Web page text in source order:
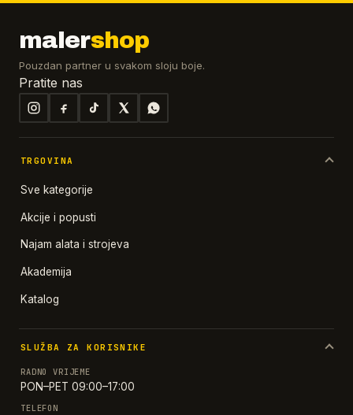
malershop
Pouzdan partner u svakom sloju boje.
Pratite nas
TRGOVINA
Sve kategorije
Akcije i popusti
Najam alata i strojeva
Akademija
Katalog
SLUŽBA ZA KORISNIKE
RADNO VRIJEME
PON–PET 09:00–17:00
TELEFON